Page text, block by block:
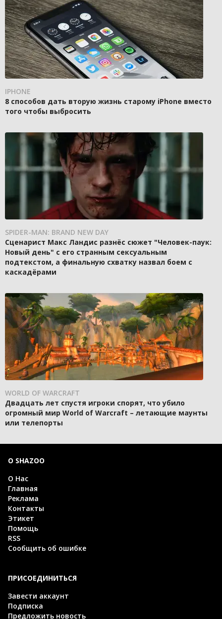
IPHONE
8 способов дать вторую жизнь старому iPhone вместо
того чтобы выбросить
SPIDER-MAN: BRAND NEW DAY
Сценарист Макс Ландис разнёс сюжет "Человек-паук:
Новый день" с его странным сексуальным
подтекстом, а финальную схватку назвал боем с
каскадёрами
WORLD OF WARCRAFT
Двадцать лет спустя игроки спорят, что убило
огромный мир World of Warcraft – летающие маунты
или телепорты
О SHAZOO
О Нас
Главная
Реклама
Контакты
Этикет
Помощь
RSS
Сообщить об ошибке
ПРИСОЕДИНИТЬСЯ
Завести аккаунт
Подписка
Предложить новость